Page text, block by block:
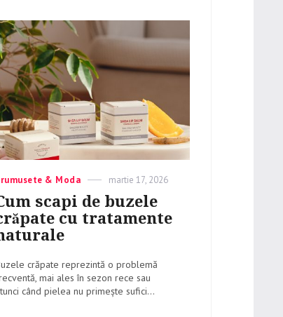
& Moda
Posted
on
martie 17, 2026
scapi de buzele
cu tratamente
crăpate reprezintă o problemă
mai ales în sezon rece sau
când pielea nu primește sufici...